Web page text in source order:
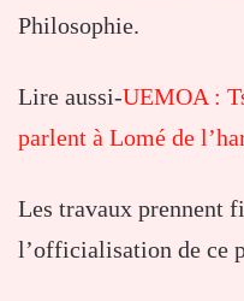
Philosophie.
Lire aussi-UEMOA :
parlent à Lomé de
Les travaux prennent
l’officialisation de ce